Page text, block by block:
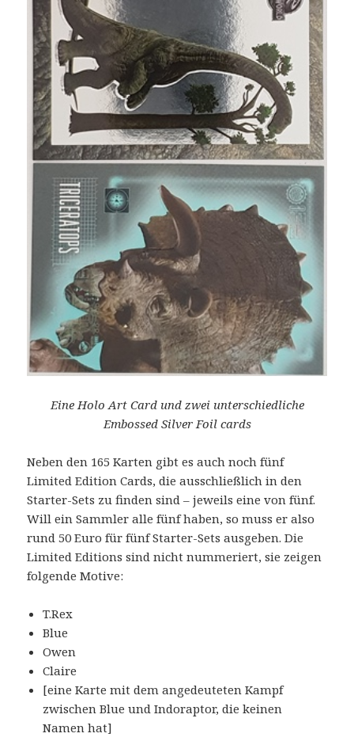
Eine Holo Art Card und zwei unterschiedliche
Embossed Silver Foil cards
Neben den 165 Karten gibt es auch noch fünf
Limited Edition Cards, die ausschließlich in den
Starter-Sets zu finden sind – jeweils eine von fünf.
Will ein Sammler alle fünf haben, so muss er also
rund 50 Euro für fünf Starter-Sets ausgeben. Die
Limited Editions sind nicht nummeriert, sie zeigen
folgende Motive:
T.Rex
Blue
Owen
Claire
[eine Karte mit dem angedeuteten Kampf
zwischen Blue und Indoraptor, die keinen
Namen hat]